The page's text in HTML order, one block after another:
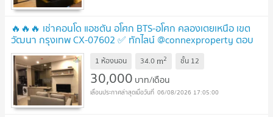
🔥🔥🔥 เช่าคอนโด แอชตัน อโศก BTS-อโศก คลองเตยเหนือ เขต
วัฒนา กรุงเทพ CX-07602 ✅ ทักไลน์ @connexproperty ตอบ
ทันที ทีมงานมืออาชีพ ✅ 🔥🔥🔥
1 ห้องนอน 34.0 m2 ชั้น 12
30,000 บาท/เดือน
06/08/2026 17:05:00